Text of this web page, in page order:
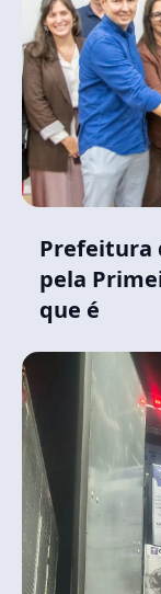
Prefeitura
pela
que é